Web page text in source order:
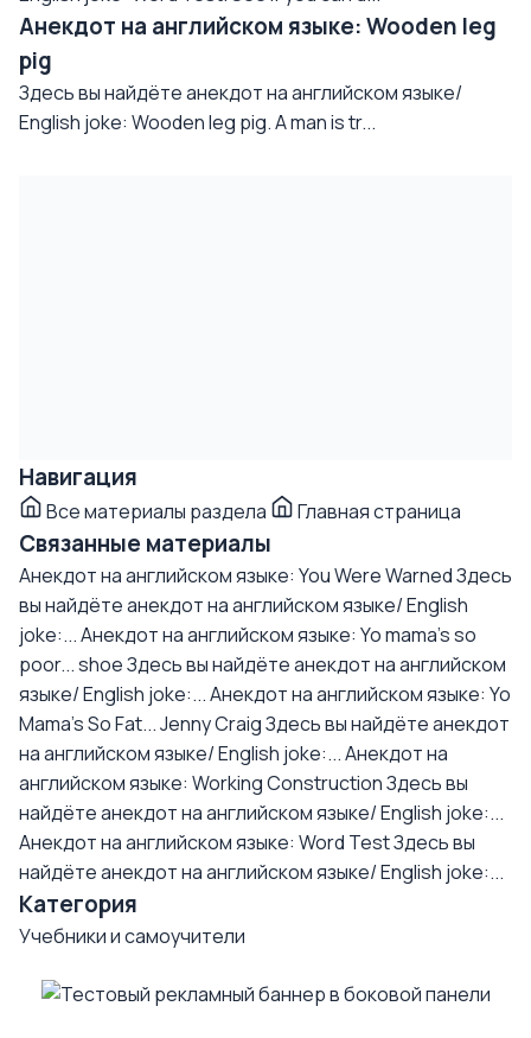
Анекдот на английском языке: Wooden leg
pig
Здесь вы найдёте анекдот на английском языке/
English joke: Wooden leg pig. A man is tr...
Навигация
Все материалы раздела Главная страница
Связанные материалы
Анекдот на английском языке: You Were WarnedЗдесь
вы найдёте анекдот на английском языке/ English
joke:...Анекдот на английском языке: Yo mama's so
poor... shoeЗдесь вы найдёте анекдот на английском
языке/ English joke:...Анекдот на английском языке: Yo
Mama's So Fat... Jenny CraigЗдесь вы найдёте анекдот
на английском языке/ English joke:...Анекдот на
английском языке: Working ConstructionЗдесь вы
найдёте анекдот на английском языке/ English joke:...
Анекдот на английском языке: Word TestЗдесь вы
найдёте анекдот на английском языке/ English joke:...
Категория
Учебники и самоучители